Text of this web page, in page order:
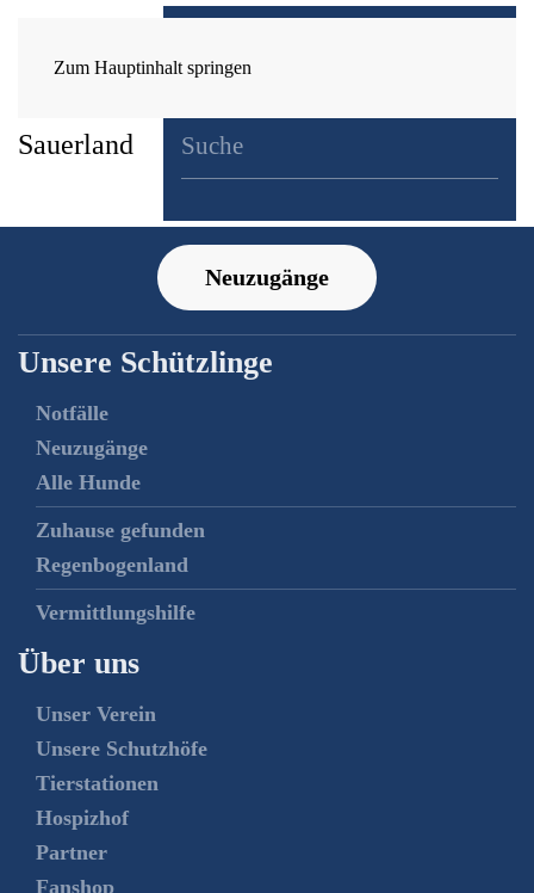
Zum Hauptinhalt springen
Neuzugänge
Unsere Schützlinge
Notfälle
Neuzugänge
Alle Hunde
Zuhause gefunden
Regenbogenland
Vermittlungshilfe
Über uns
Unser Verein
Unsere Schutzhöfe
Tierstationen
Hospizhof
Partner
Fanshop